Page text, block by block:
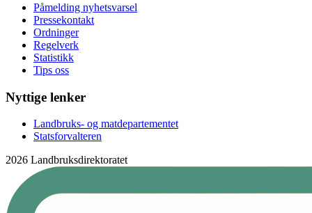
Påmelding nyhetsvarsel
Pressekontakt
Ordninger
Regelverk
Statistikk
Tips oss
Nyttige lenker
Landbruks- og matdepartementet
Statsforvalteren
2026 Landbruksdirektoratet